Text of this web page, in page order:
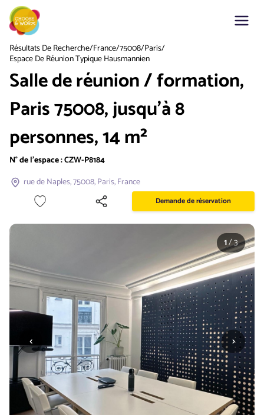
Résultats De Recherche/France/75008/Paris/
Espace De Réunion Typique Hausmannien
Salle de réunion / formation,
Paris 75008, jusqu'à 8
personnes, 14 m²
N° de l'espace :CZW-P8184
rue de Naples, 75008, Paris, France
Demande de réservation
‹ ›
1/3